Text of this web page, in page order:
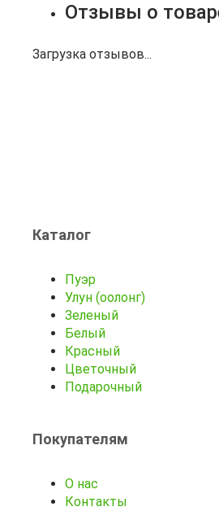
Отзывы о
Загрузка отзывов...
Каталог
Пуэр
Улун (оолонг)
Зеленый
Белый
Красный
Цветочный
Подарочный
Покупателям
О нас
Контакты